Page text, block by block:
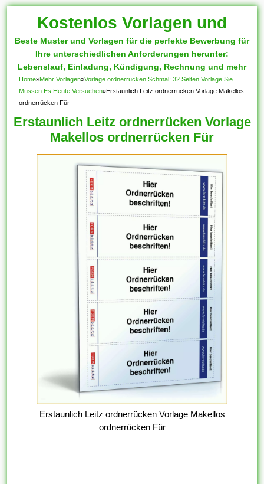
Kostenlos Vorlagen und
Muster
Beste Muster und Vorlagen für die perfekte Bewerbung für
Ihre unterschiedlichen Anforderungen herunter:
Lebenslauf, Einladung, Kündigung, Rechnung und mehr
Home»Mehr Vorlagen»Vorlage ordnerrücken Schmal: 32 Selten Vorlage Sie
Müssen Es Heute Versuchen»Erstaunlich Leitz ordnerrücken Vorlage Makellos
ordnerrücken Für
Erstaunlich Leitz ordnerrücken Vorlage
Makellos ordnerrücken Für
Erstaunlich Leitz ordnerrücken Vorlage Makellos
ordnerrücken Für